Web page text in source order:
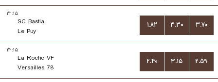
۲۲:۱۵
SC Bastia
Le Puy
۱.۸۲ ۳.۳۰ ۳.۷۰
۲۲:۱۵
La Roche VF
Versailles 78
۲.۴۰ ۳.۱۵ ۲.۵۹